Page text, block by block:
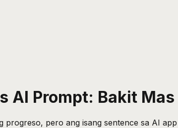
AI Prompt: Bakit
pero ang isang sentence sa AI